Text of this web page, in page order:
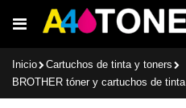
al
Inicio
Cartuchos de tinta y toners
BROTHER tóner y cartuchos de tinta